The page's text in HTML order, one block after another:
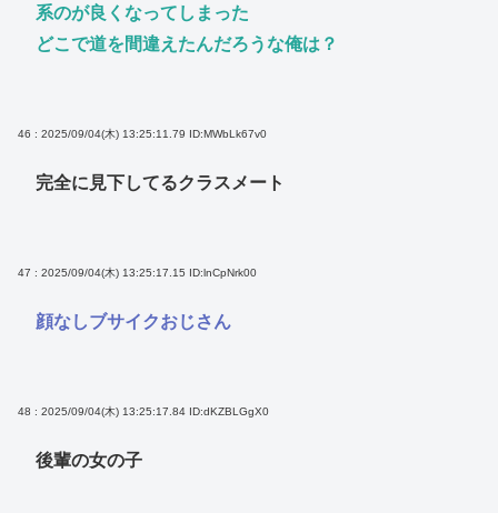
系のが良くなってしまった
どこで道を間違えたんだろうな俺は？
46 : 2025/09/04(木) 13:25:11.79 ID:MWbLk67v0
完全に見下してるクラスメート
47 : 2025/09/04(木) 13:25:17.15 ID:lnCpNrk00
顔なしブサイクおじさん
48 : 2025/09/04(木) 13:25:17.84 ID:dKZBLGgX0
後輩の女の子